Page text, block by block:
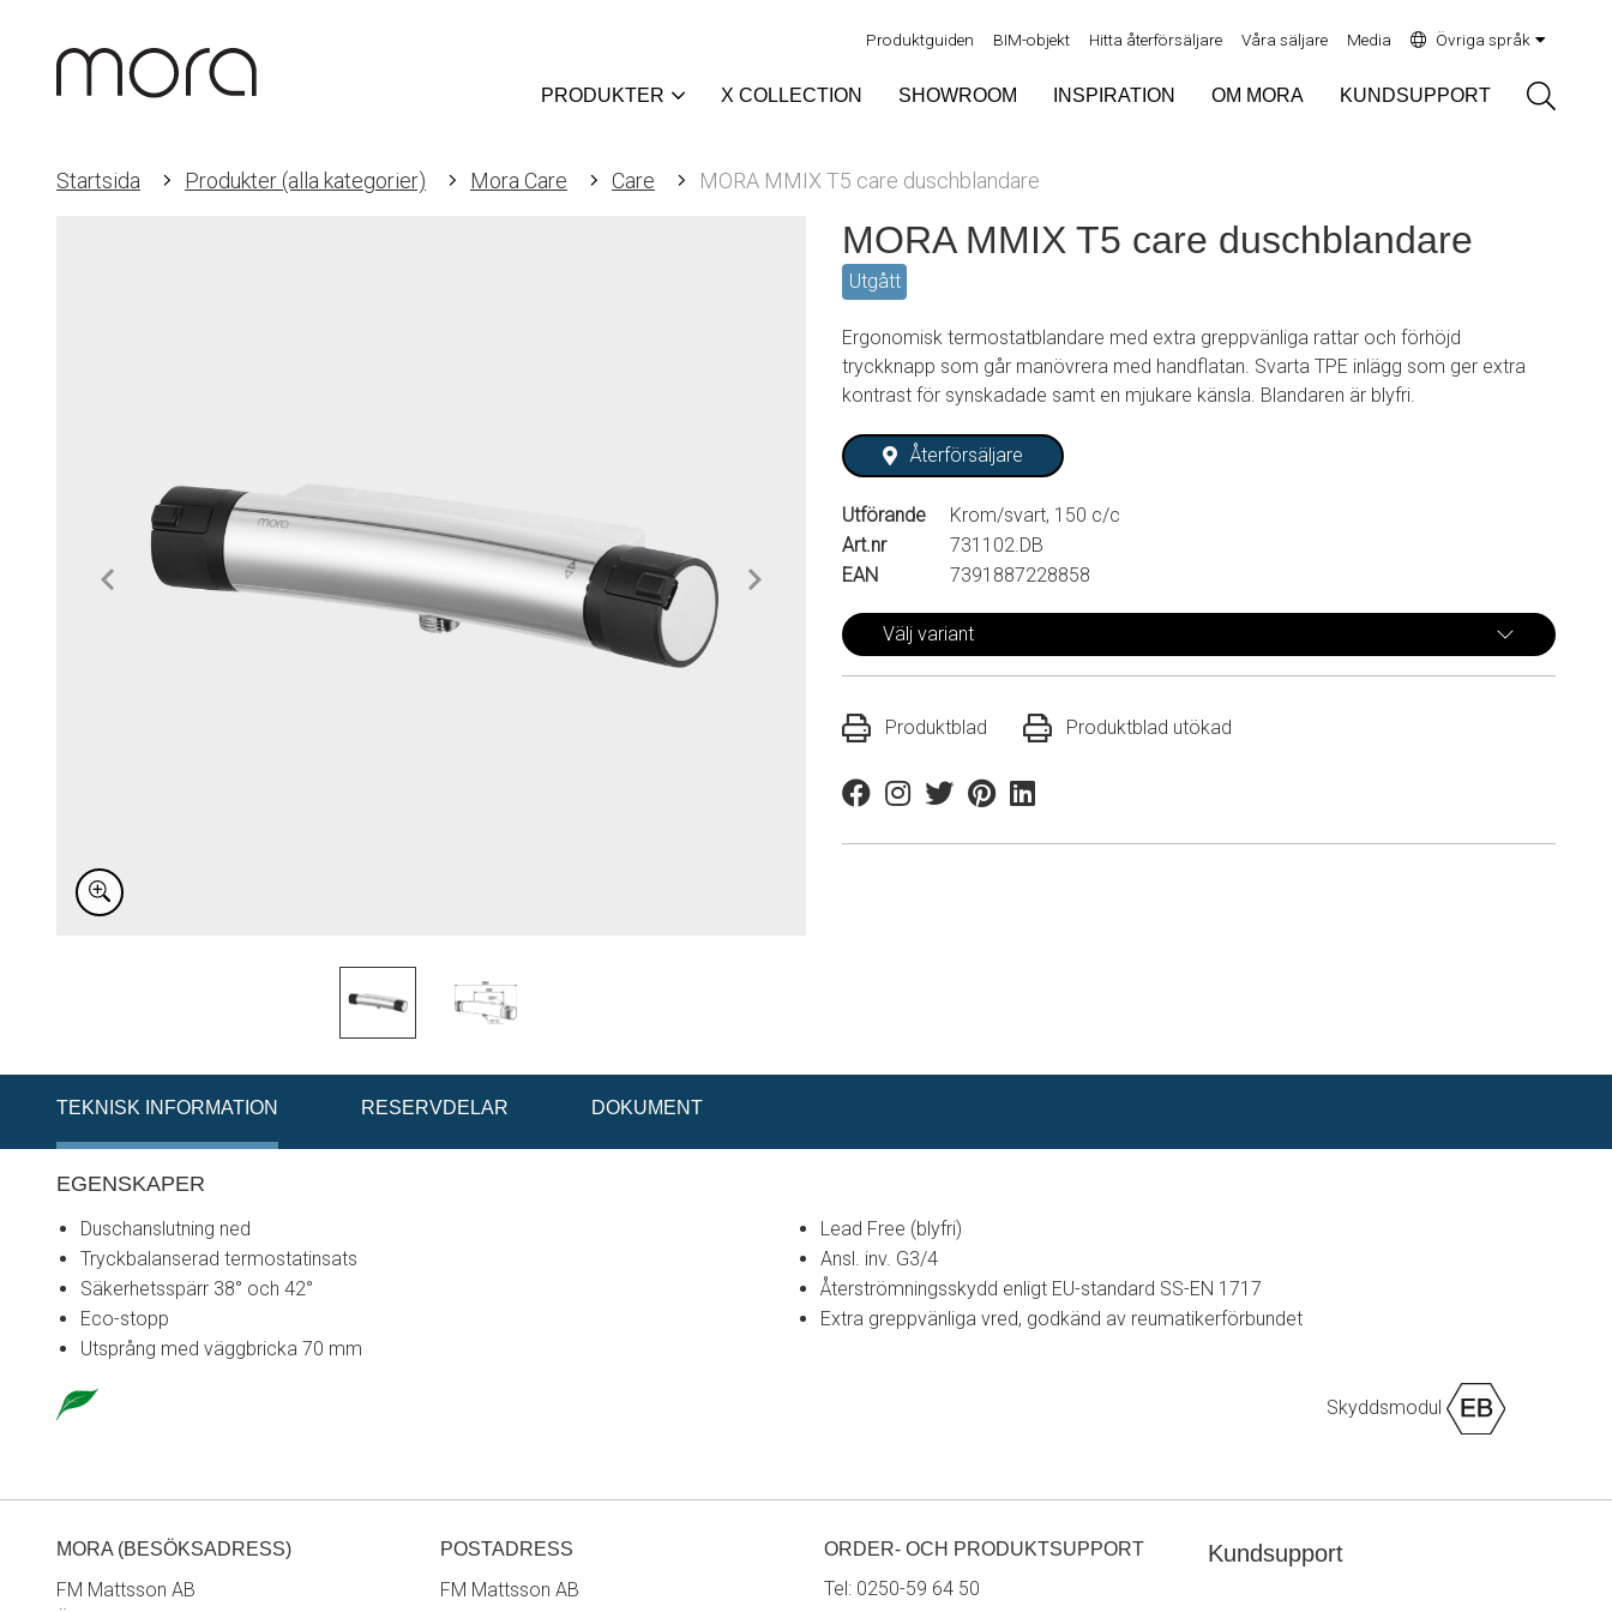
Produktguiden BIM-objekt Hitta återförsäljare Våra säljare Media Övriga språk
PRODUKTER X COLLECTION SHOWROOM INSPIRATION OM MORA KUNDSUPPORT
Startsida Produkter (alla kategorier) Mora Care Care MORA MMIX T5 care duschblandare
MORA MMIX T5 care duschblandare
Utgått
Ergonomisk termostatblandare med extra greppvänliga rattar och förhöjd
tryckknapp som går manövrera med handflatan. Svarta TPE inlägg som ger extra
kontrast för synskadade samt en mjukare känsla. Blandaren är blyfri.
Återförsäljare
Utförande
Krom/svart, 150 c/c
Art.nr
731102.DB
EAN
7391887228858
Välj variant
Produktblad Produktblad utökad
FacebookInstagram
TwitterPinterestLinkedin
TEKNISK INFORMATION RESERVDELAR DOKUMENT
EGENSKAPER
Duschanslutning ned
Tryckbalanserad termostatinsats
Säkerhetsspärr 38° och 42°
Eco-stopp
Utsprång med väggbricka 70 mm
Lead Free (blyfri)
Ansl. inv. G3/4
Återströmningsskydd enligt EU-standard SS-EN 1717
Extra greppvänliga vred, godkänd av reumatikerförbundet
Skyddsmodul
MORA (BESÖKSADRESS)
FM Mattsson AB
POSTADRESS
FM Mattsson AB
ORDER- OCH PRODUKTSUPPORT
Tel: 0250-59 64 50
Kundsupport